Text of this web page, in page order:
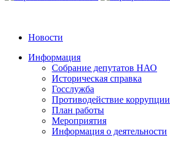
Новости
Информация
Собрание депутатов НАО
Историческая справка
Госслужба
Противодействие коррупции
План работы
Мероприятия
Информация о деятельности